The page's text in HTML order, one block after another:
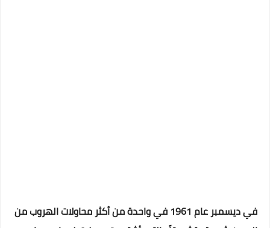
في ديسمبر عام 1961 في واحدة من أكثر محاولات الهروب من